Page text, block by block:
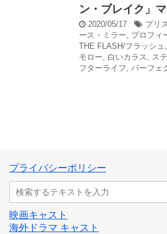
ン・ブレイク」
2020/05/17 プリ
ース・ミラー
プロフィ
THE FLASH/フラッシュ
モロー
白いカラス ス
フターライフ
パーフェ
プライバシーポリシー
映画キャスト
海外ドラマ キャスト